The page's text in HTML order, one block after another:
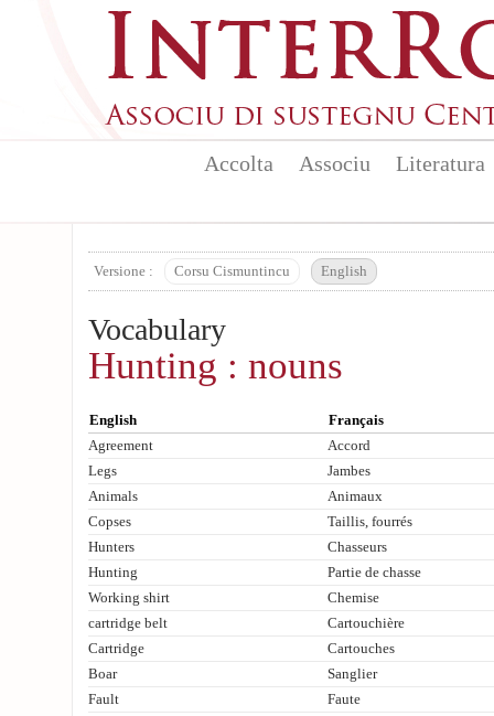
Accolta Associu Literatura
Versione : Corsu Cismuntincu English
Vocabulary
Hunting : nouns
English
Français
Agreement
Accord
Legs
Jambes
Animals
Animaux
Copses
Taillis, fourrés
Hunters
Chasseurs
Hunting
Partie de chasse
Working shirt
Chemise
cartridge belt
Cartouchière
Cartridge
Cartouches
Boar
Sanglier
Fault
Faute